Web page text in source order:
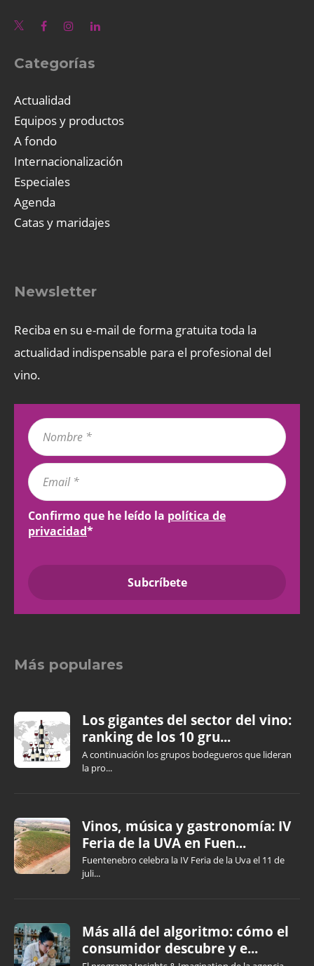
Categorías
Actualidad
Equipos y productos
A fondo
Internacionalización
Especiales
Agenda
Catas y maridajes
Newsletter
Reciba en su e-mail de forma gratuita toda la
actualidad indispensable para el profesional del
vino.
Confirmo que he leído la política de
privacidad*
Más populares
Los gigantes del sector del vino:
ranking de los 10 gru...
A continuación los grupos bodegueros que lideran
la pro...
Vinos, música y gastronomía: IV
Feria de la UVA en Fuen...
Fuentenebro celebra la IV Feria de la Uva el 11 de
juli...
Más allá del algoritmo: cómo el
consumidor descubre y e...